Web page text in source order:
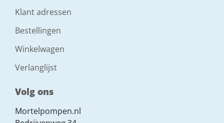
Klant adressen
Bestellingen
Winkelwagen
Verlanglijst
Volg ons
Mortelpompen.nl